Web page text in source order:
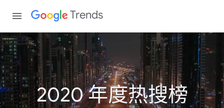
Trends
2020 年度热搜榜